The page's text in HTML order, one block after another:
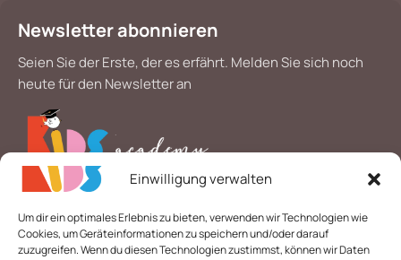
Einwilligung verwalten
Um dir ein optimales Erlebnis zu bieten, verwenden wir Technologien wie
Cookies, um Geräteinformationen zu speichern und/oder darauf
zuzugreifen. Wenn du diesen Technologien zustimmst, können wir Daten
Newsletter abonnieren
Seien Sie der Erste, der es erfährt. Melden Sie sich noch
heute für den Newsletter an
E-Mail*